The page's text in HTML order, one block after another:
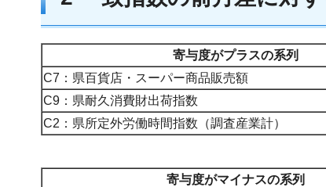
寄与度がプラスの系列
C7：県百貨店・スーパー商品販売額
C9：県耐久消費財出荷指数
C2：県所定外労働時間指数（調査産業計）
寄与度がマイナスの系列